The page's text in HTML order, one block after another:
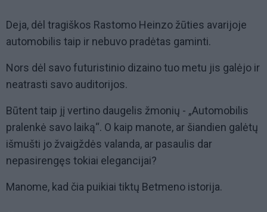
Deja, dėl tragiškos Rastomo Heinzo žūties avarijoje
automobilis taip ir nebuvo pradėtas gaminti.
Nors dėl savo futuristinio dizaino tuo metu jis galėjo ir
neatrasti savo auditorijos.
Būtent taip jį vertino daugelis žmonių - „Automobilis
pralenkė savo laiką“. O kaip manote, ar šiandien galėtų
išmušti jo žvaigždės valanda, ar pasaulis dar
nepasirengęs tokiai elegancijai?
Manome, kad čia puikiai tiktų Betmeno istorija.